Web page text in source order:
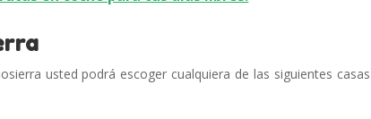
usted podrá escoger cualquiera de las siguientes casas